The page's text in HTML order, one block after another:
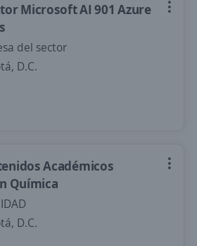
Microsoft AI 901 Azure
del sector
D.C.
Académicos
Química
D.C.